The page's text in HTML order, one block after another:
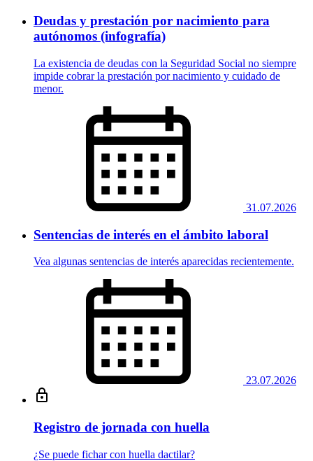
Deudas y prestación por nacimiento para
autónomos (infografía)
La existencia de deudas con la Seguridad Social no siempre
impide cobrar la prestación por nacimiento y cuidado de
menor.
31.07.2026
Sentencias de interés en el ámbito laboral
Vea algunas sentencias de interés aparecidas recientemente.
23.07.2026
Registro de jornada con huella
¿Se puede fichar con huella dactilar?